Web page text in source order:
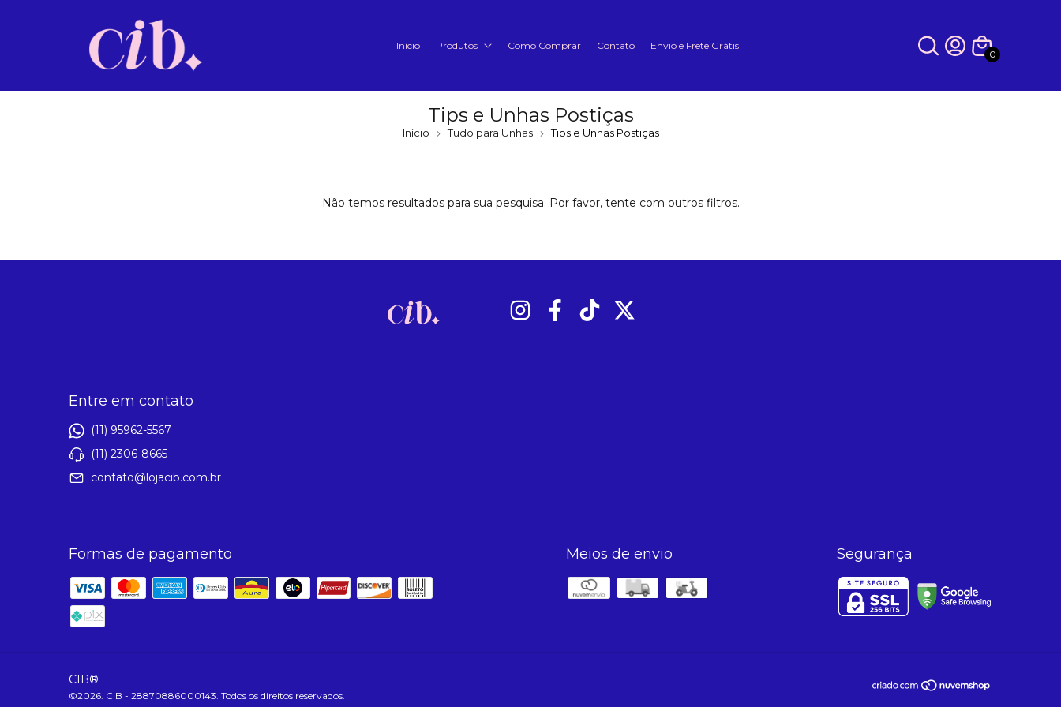
Início Produtos Como Comprar Contato Envio e Frete Grátis
0
Tips e Unhas Postiças
Início Tudo para Unhas Tips e Unhas Postiças
Não temos resultados para sua pesquisa. Por favor, tente com outros filtros.
Entre em contato
(11) 95962-5567
(11) 2306-8665
contato@lojacib.com.br
Formas de pagamento Meios de envio Segurança
CIB®
©2026. CIB - 28870886000143. Todos os direitos reservados.